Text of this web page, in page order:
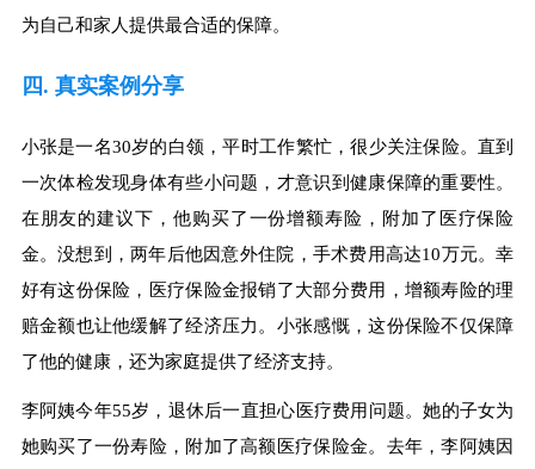
为自己和家人提供最合适的保障。
四. 真实案例分享
小张是一名30岁的白领，平时工作繁忙，很少关注保险。直到
一次体检发现身体有些小问题，才意识到健康保障的重要性。
在朋友的建议下，他购买了一份增额寿险，附加了医疗保险
金。没想到，两年后他因意外住院，手术费用高达10万元。幸
好有这份保险，医疗保险金报销了大部分费用，增额寿险的理
赔金额也让他缓解了经济压力。小张感慨，这份保险不仅保障
了他的健康，还为家庭提供了经济支持。
李阿姨今年55岁，退休后一直担心医疗费用问题。她的子女为
她购买了一份寿险，附加了高额医疗保险金。去年，李阿姨因